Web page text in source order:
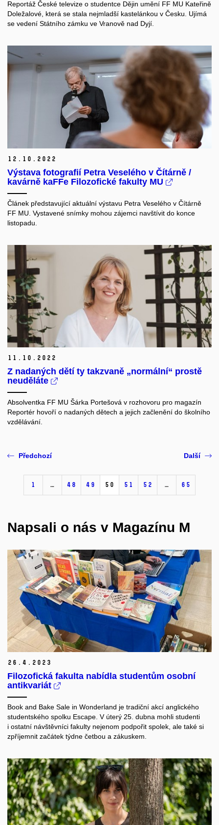
Reportáž České televize o studentce Dějin umění FF MU Kateřině
Doležalové, která se stala nejmladší kastelánkou v Česku. Ujímá
se vedení Státního zámku ve Vranově nad Dyjí.
12. 10. 2022
Výstava fotografií Petra Veselého v Čítárně /
kavárně kaFFe Filozofické fakulty MU
Článek představující aktuální výstavu Petra Veselého v Čítárně
FF MU. Vystavené snímky mohou zájemci navštívit do konce
listopadu.
11. 10. 2022
Z nadaných dětí ty takzvaně „normální“ prostě
neuděláte
Absolventka FF MU Šárka Portešová v rozhovoru pro magazín
Reportér hovoří o nadaných dětech a jejich začlenění do školního
vzdělávání.
Předchozí
1 … 48 49 50 51 52 … 65
Další
Napsali o nás v Magazínu M
26. 4. 2023
Filozofická fakulta nabídla studentům osobní
antikvariát
Book and Bake Sale in Wonderland je tradiční akcí anglického
studentského spolku Escape. V úterý 25. dubna mohli studenti
i ostatní návštěvníci fakulty nejenom podpořit spolek, ale také si
zpříjemnit začátek týdne četbou a zákuskem.